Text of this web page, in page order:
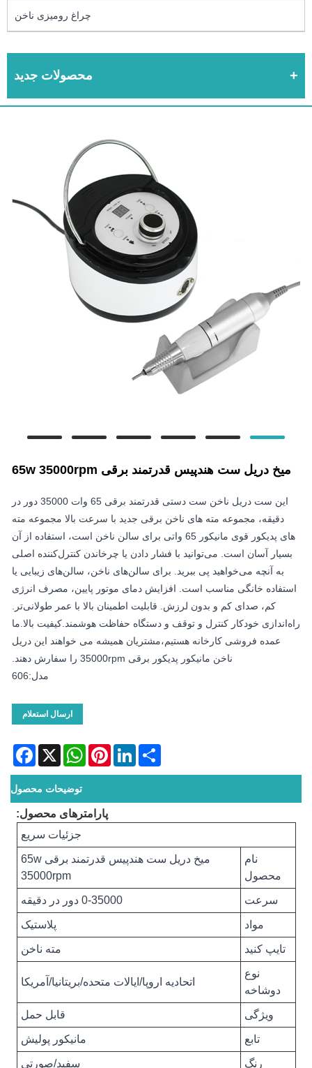
چراغ رومیزی ناخن
محصولات جدید
میخ دریل ست هندپیس قدرتمند برقی 65w 35000rpm
این ست دریل ناخن ست دستی قدرتمند برقی 65 وات 35000 دور در
دقیقه، مجموعه مته های ناخن برقی جدید با سرعت بالا مجموعه مته
های پدیکور قوی مانیکور 65 واتی برای سالن ناخن است، استفاده از آن
بسیار آسان است. می‌توانید با فشار دادن یا چرخاندن کنترل‌کننده اصلی
به آنچه می‌خواهید پی ببرید. برای سالن‌های ناخن، سالن‌های زیبایی یا
استفاده خانگی مناسب است. افزایش دمای موتور پایین، مصرف انرژی
کم، صدای کم و بدون لرزش. قابلیت اطمینان بالا با عمر طولانی‌تر.
راه‌اندازی خودکار کنترل و توقف و دستگاه حفاظت هوشمند.کیفیت بالا.ما
عمده فروشی کارخانه هستیم،مشتریان همیشه می خواهند این دریل
ناخن مانیکور پدیکور برقی 35000rpm را سفارش دهند.
مدل:606
ارسال استعلام
X
WhatsAppPinterestLinkedInShare
توضیحات محصول
پارامترهای محصول:
جزئیات سریع
نام
محصول
میخ دریل ست هندپیس قدرتمند برقی 65w
35000rpm
سرعت 0-35000 دور در دقیقه
مواد پلاستیک
تایپ کنید مته ناخن
نوع
دوشاخه
اتحادیه اروپا/ایالات متحده/بریتانیا/آمریکا
ویژگی قابل حمل
تابع مانیکور پولیش
رنگ سفید/صورتی